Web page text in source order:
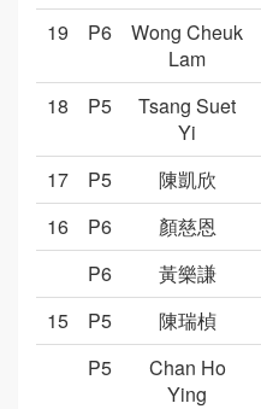
19 P6
Wong Cheuk
Lam
18
P5
Tsang Suet
Yi
17
P5 陳凱欣
16
P6 顏慈恩
P6
黃樂謙
15
P5 陳瑞楨
P5
Chan Ho
Ying